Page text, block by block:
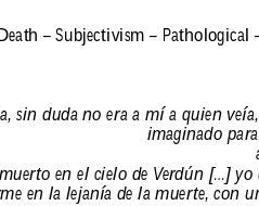
– Subjectivism – Pathological
sin duda no era a mí a quien
imaginado
en el cielo de Verdún [...] yo
me en la lejanía de la muerte, con